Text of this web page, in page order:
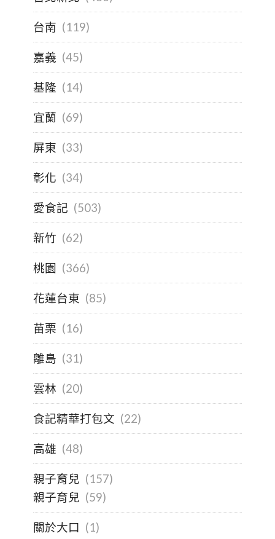
台南 (119)
嘉義 (45)
基隆 (14)
宜蘭 (69)
屏東 (33)
彰化 (34)
愛食記 (503)
新竹 (62)
桃園 (366)
花蓮台東 (85)
苗栗 (16)
離島 (31)
雲林 (20)
食記精華打包文 (22)
高雄 (48)
親子育兒 (157)
親子育兒 (59)
關於大口 (1)